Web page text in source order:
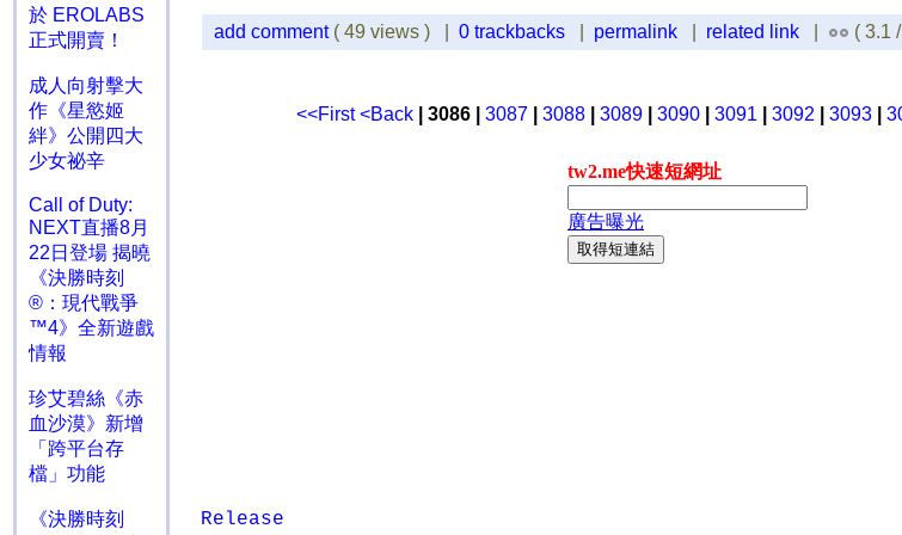
於 EROLABS
正式開賣！
成人向射擊大
作《星慾姬
絆》公開四大
少女祕辛
Call of Duty:
NEXT直播8月
22日登場 揭曉
《決勝時刻
®：現代戰爭
™4》全新遊戲
情報
珍艾碧絲《赤
血沙漠》新增
「跨平台存
檔」功能
《決勝時刻
add comment ( 49 views ) | 0 trackbacks permalink related link ( 3.1
<<First<Back | 3086 | 3087 3088 3089 3090 3091 3092 3093
Release